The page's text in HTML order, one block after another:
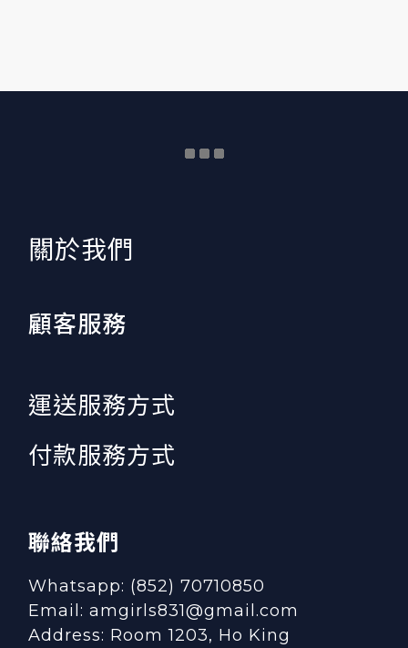
​關於我們
顧客服務
運送服務方式
付款服務方式
聯絡我們
Whatsapp: (852) 70710850
Email: amgirls831@gmail.com
Address: Room 1203, Ho King